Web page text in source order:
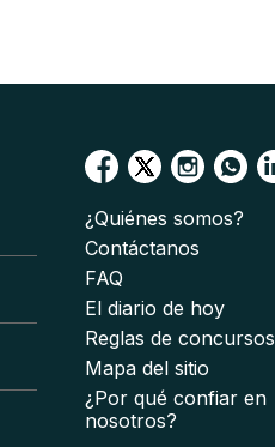
¿Quiénes somos?
Contáctanos
FAQ
El diario de hoy
Reglas de concursos
Mapa del sitio
¿Por qué confiar en
nosotros?